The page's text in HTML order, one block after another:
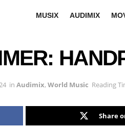
MUSIX AUDIMIX
in Audimix, World Music Reading
Share